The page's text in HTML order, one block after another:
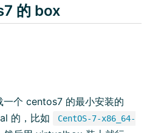
的 box
new window)
一个 centos7 的最小安装的
的，比如
CentOS-7-x86_64-